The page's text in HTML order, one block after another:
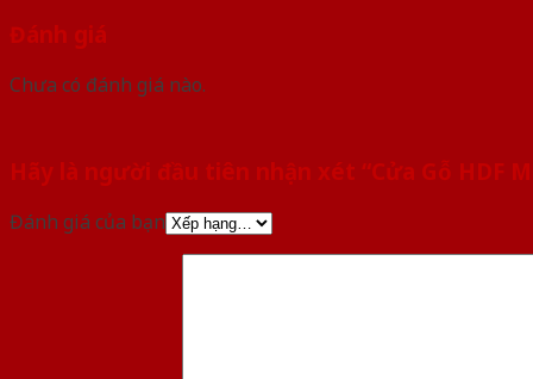
Đánh giá
Chưa có đánh giá nào.
Hãy là người đầu tiên nhận xét “Cửa Gỗ HDF
Đánh giá của bạn